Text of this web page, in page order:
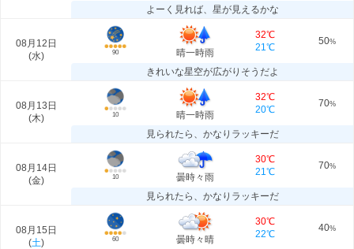
よーく見れば、星が見えるかな
08月12日
(水) 90 晴一時雨
32℃
21℃
50%
きれいな星空が広がりそうだよ
08月13日
(木) 10 晴一時雨
32℃
20℃
70%
見られたら、かなりラッキーだ
08月14日
(金) 10 曇時々雨
30℃
21℃
70%
見られたら、かなりラッキーだ
08月15日
(土) 60 曇時々晴
30℃
22℃
40%